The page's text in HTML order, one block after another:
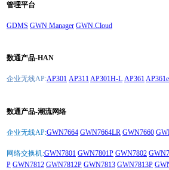
管理平台
GDMS GWN Manager GWN.Cloud
数通产品-HAN
企业无线AP:AP301 AP311AP301H-L AP361AP361e
数通产品-潮流网络
企业无线AP:GWN7664 GWN7664LR GWN7660
网络交换机:GWN7801 GWN7801P GWN7802
P GWN7812 GWN7812P GWN7813 GWN7813P